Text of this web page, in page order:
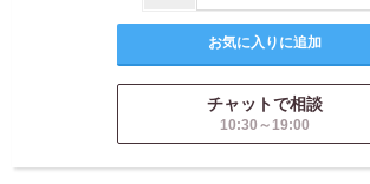
チャットで相談
10:30～19:00